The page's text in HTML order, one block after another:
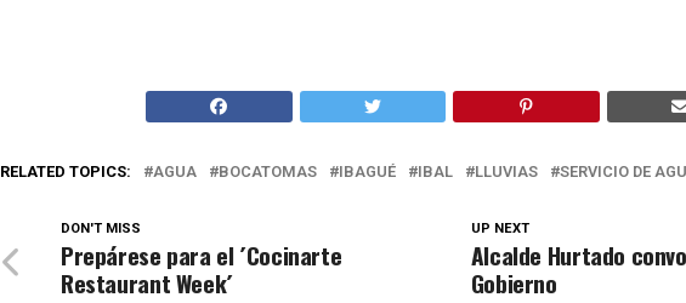
RELATED TOPICS: AGUA BOCATOMAS IBAGUÉ IBAL LLUVIAS SERVICIO DE
UP NEXT
Alcalde Hurtado
Gobierno
DON'T MISS
Prepárese para el ´Cocinarte
Restaurant Week´